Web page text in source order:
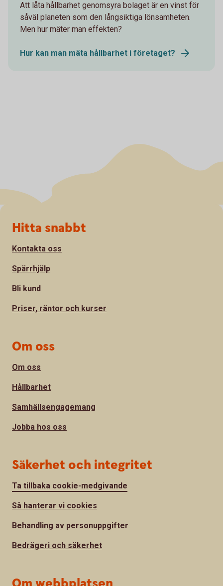
Att låta hållbarhet genomsyra bolaget är en vinst för
såväl planeten som den långsiktiga lönsamheten.
Men hur mäter man effekten?
Hur kan man mäta hållbarhet i företaget?
Sidfot
Hitta snabbt
Kontakta oss
Spärrhjälp
Bli kund
Priser, räntor och kurser
Om oss
Om oss
Hållbarhet
Samhällsengagemang
Jobba hos oss
Säkerhet och integritet
Ta tillbaka cookie-medgivande
Så hanterar vi cookies
Behandling av personuppgifter
Bedrägeri och säkerhet